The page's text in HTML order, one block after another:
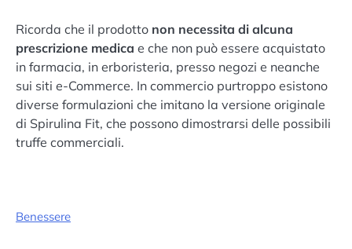
Ricorda che il prodotto non necessita di alcuna
prescrizione medica e che non può essere acquistato
in farmacia, in erboristeria, presso negozi e neanche
sui siti e-Commerce. In commercio purtroppo esistono
diverse formulazioni che imitano la versione originale
di Spirulina Fit, che possono dimostrarsi delle possibili
truffe commerciali.
Benessere